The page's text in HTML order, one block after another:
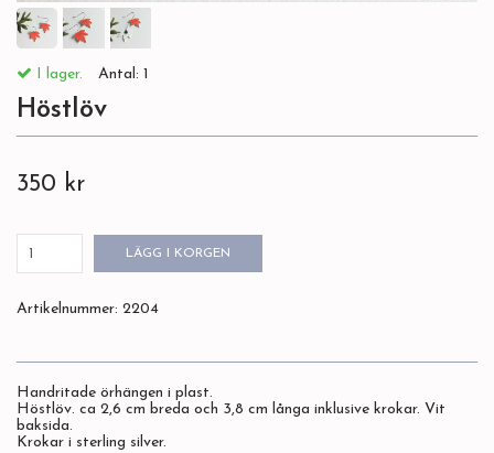
I lager. Antal: 1
Höstlöv
350 kr
LÄGG I KORGEN
Artikelnummer: 2204
Handritade örhängen i plast.
Höstlöv. ca 2,6 cm breda och 3,8 cm långa inklusive krokar. Vit
baksida.
Krokar i sterling silver.